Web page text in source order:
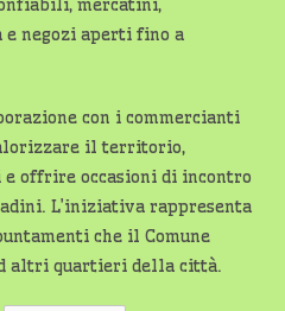
mercatini,
e negozi aperti fino a
con i commercianti
il territorio,
offrire occasioni di incontro
L’iniziativa rappresenta
che il Comune
altri quartieri della città.